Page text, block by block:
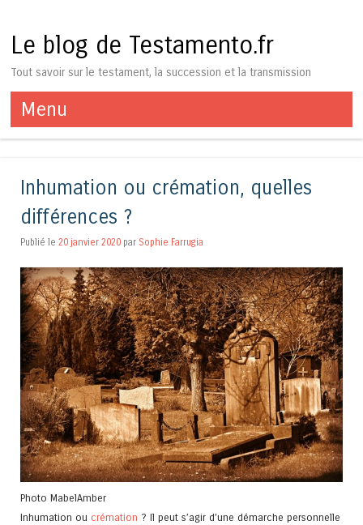
Le blog de Testamento.fr
Tout savoir sur le testament, la succession et la transmission
Menu
Aller au contenu
Inhumation ou crémation, quelles
différences ?
Publié le 20 janvier 2020 par Sophie Farrugia
Photo MabelAmber
Inhumation ou crémation ? Il peut s’agir d’une démarche personnelle